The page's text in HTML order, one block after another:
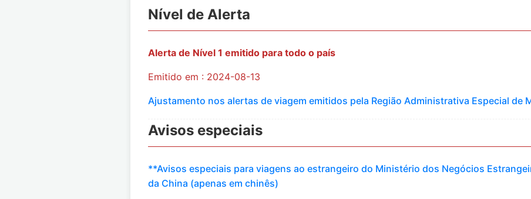
Nível de Alerta
Alerta de Nível 1 emitido para todo o país
Emitido em : 2024-08-13
Ajustamento nos alertas de viagem emitidos pela Região Administrativa Especial de
Avisos especiais
**Avisos especiais para viagens ao estrangeiro do Ministério dos Negócios
da China (apenas em chinês)